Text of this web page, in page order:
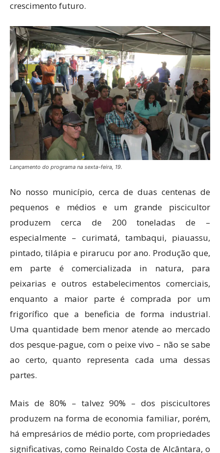
crescimento futuro.
Lançamento do programa na sexta-feira, 19.
No nosso município, cerca de duas centenas de
pequenos e médios e um grande piscicultor
produzem cerca de 200 toneladas de –
especialmente – curimatá, tambaqui, piauassu,
pintado, tilápia e pirarucu por ano. Produção que,
em parte é comercializada in natura, para
peixarias e outros estabelecimentos comerciais,
enquanto a maior parte é comprada por um
frigorífico que a beneficia de forma industrial.
Uma quantidade bem menor atende ao mercado
dos pesque-pague, com o peixe vivo – não se sabe
ao certo, quanto representa cada uma dessas
partes.
Mais de 80% – talvez 90% – dos piscicultores
produzem na forma de economia familiar, porém,
há empresários de médio porte, com propriedades
significativas, como Reinaldo Costa de Alcântara, o